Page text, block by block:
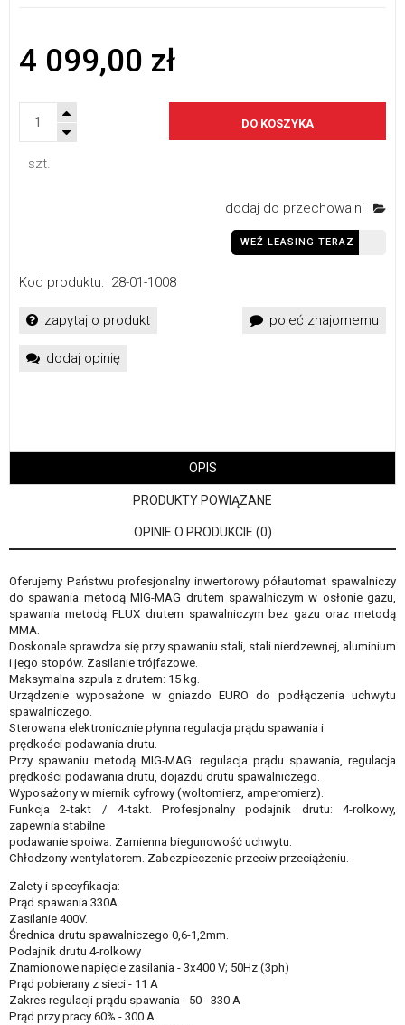
4 099,00 zł
szt.
DO KOSZYKA
dodaj do przechowalni
WEŹ LEASING TERAZ
Kod produktu: 28-01-1008
zapytaj o produkt poleć znajomemu
dodaj opinię
OPIS
PRODUKTY POWIĄZANE
OPINIE O PRODUKCIE (0)
Oferujemy Państwu profesjonalny inwertorowy półautomat spawalniczy
do spawania metodą MIG-MAG drutem spawalniczym w osłonie gazu,
spawania metodą FLUX drutem spawalniczym bez gazu oraz metodą
MMA.
Doskonale sprawdza się przy spawaniu stali, stali nierdzewnej, aluminium
i jego stopów. Zasilanie trójfazowe.
Maksymalna szpula z drutem: 15 kg.
Urządzenie wyposażone w gniazdo EURO do podłączenia uchwytu
spawalniczego.
Sterowana elektronicznie płynna regulacja prądu spawania i
prędkości podawania drutu.
Przy spawaniu metodą MIG-MAG: regulacja prądu spawania, regulacja
prędkości podawania drutu, dojazdu drutu spawalniczego.
Wyposażony w miernik cyfrowy (woltomierz, amperomierz).
Funkcja 2-takt / 4-takt. Profesjonalny podajnik drutu: 4-rolkowy,
zapewnia stabilne
podawanie spoiwa. Zamienna biegunowość uchwytu.
Chłodzony wentylatorem. Zabezpieczenie przeciw przeciążeniu.
Zalety i specyfikacja:
Prąd spawania 330A.
Zasilanie 400V.
Średnica drutu spawalniczego 0,6-1,2mm.
Podajnik drutu 4-rolkowy
Znamionowe napięcie zasilania - 3x400 V; 50Hz (3ph)
Prąd pobierany z sieci - 11 A
Zakres regulacji prądu spawania - 50 - 330 A
Prąd przy pracy 60% - 300 A